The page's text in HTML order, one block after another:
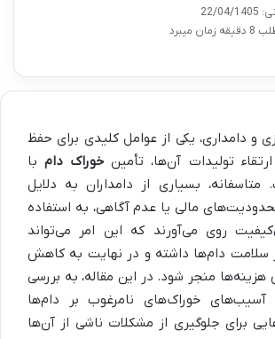
میبرد
و دامداری، یکی از عوامل کلیدی برای حفظ
تولیدات آن‌ها، تأمین خوراک دامبا
بسیاری از دامداران به دلایل
مالی یا عدم آگاهی، به استفاده
روی می‌آورند که این امر می‌تواند
سلامت دام‌ها داشته و در نهایت به کاهش
هزینه‌ها منجر شود. در این مقاله، به بررسی
آسیب‌های خوراک‌های نامرغوب بر دام‌ها
برای جلوگیری از مشکلات ناشی از آن‌ها